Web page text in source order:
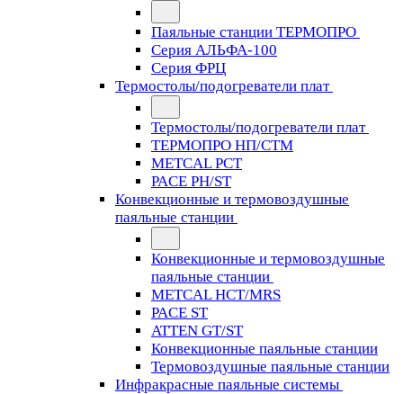
Паяльные станции ТЕРМОПРО
Серия АЛЬФА-100
Серия ФРЦ
Термостолы/подогреватели плат
Термостолы/подогреватели плат
ТЕРМОПРО НП/СТМ
METCAL PCT
PACE PH/ST
Конвекционные и термовоздушные
паяльные станции
Конвекционные и термовоздушные
паяльные станции
METCAL HCT/MRS
PACE ST
ATTEN GT/ST
Конвекционные паяльные станции
Термовоздушные паяльные станции
Инфракрасные паяльные системы